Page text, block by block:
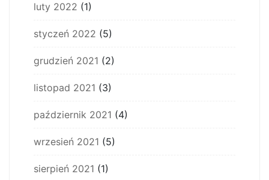
luty 2022 (1)
styczeń 2022 (5)
grudzień 2021 (2)
listopad 2021 (3)
październik 2021 (4)
wrzesień 2021 (5)
sierpień 2021 (1)